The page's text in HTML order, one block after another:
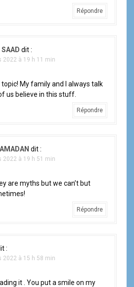
Répondre
dit :
2022 à 19 h 11 min
My family and I always talk
us believe in this stuff.
Répondre
dit :
2022 à 19 h 51 min
are myths but we can’t but
Répondre
:
2022 à 15 h 58 min
it . You put a smile on my